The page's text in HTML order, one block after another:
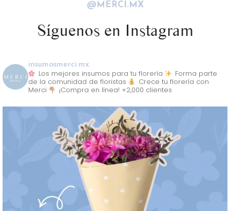
@MERCI.MX
Síguenos en Instagram
insumosmerci.mx
Los mejores insumos para tu florería
Forma parte
de la comunidad de floristas
Crece tu florería con
Merci
¡Compra en línea! +2,000 clientes